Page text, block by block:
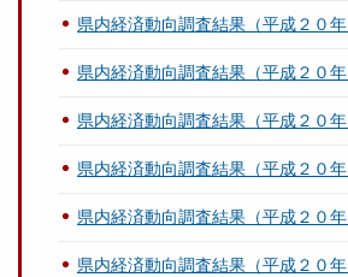
県内経済動向調査結果（平成２０年
県内経済動向調査結果（平成２０年
県内経済動向調査結果（平成２０年
県内経済動向調査結果（平成２０年
県内経済動向調査結果（平成２０年
県内経済動向調査結果（平成２０年